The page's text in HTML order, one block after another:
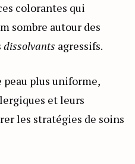
colorantes qui
sombre autour des
dissolvants agressifs.
peau plus uniforme,
et leurs
les stratégies de soins